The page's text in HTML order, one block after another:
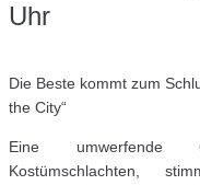
Uhr
Die Beste kommt zum
the City“
Eine umwerfende
Kostümschlachten,